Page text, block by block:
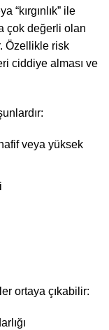
“kırgınlık” ile
çok değerli olan
Özellikle risk
ciddiye alması ve
veya yüksek
ortaya çıkabilir: